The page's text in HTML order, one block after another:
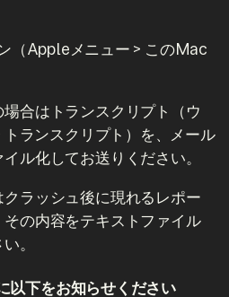
（Appleメニュー > このMac
合はトランスクリプト（ウ
トランスクリプト）を、メール
ル化してお送りください。
ラッシュ後に現れるレポー
その内容をテキストファイル
。
以下をお知らせください